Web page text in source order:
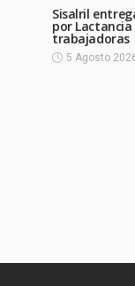
Sisalril
por
trabajadoras
5 Agosto